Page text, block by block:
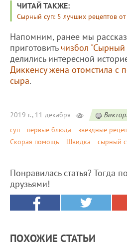
ЧИТАЙ ТАКЖЕ:
Сырный суп: 5 лучших рецептов
Напомним, ранее мы
приготовитьчизбол "Сырный
делились интересной
Диккенсу жена отомстила с
сыра.
2019 г., 11 декабря
суп
первые блюда звездные
Скорая помощь
Швидка сырный
Понравилась статья? Тогда
друзьями!
ПОХОЖИЕ СТАТЬИ